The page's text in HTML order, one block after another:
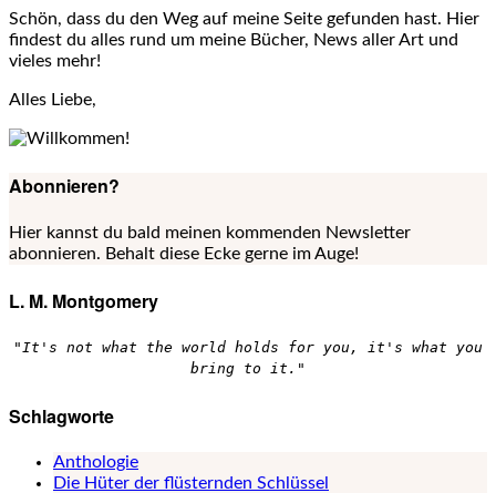
Schön, dass du den Weg auf meine Seite gefunden hast. Hier
findest du alles rund um meine Bücher, News aller Art und
vieles mehr!
Alles Liebe,
Abonnieren?
Hier kannst du bald meinen kommenden Newsletter
abonnieren. Behalt diese Ecke gerne im Auge!
L. M. Montgomery
"It's not what the world holds for you, it's what you
bring to it."
Schlagworte
Anthologie
Die Hüter der flüsternden Schlüssel